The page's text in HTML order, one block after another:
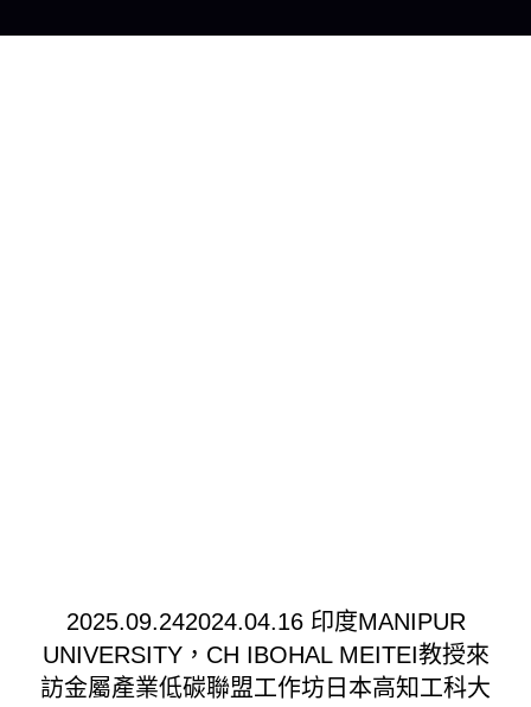
2025.09.242024.04.16 印度MANIPUR
UNIVERSITY，CH IBOHAL MEITEI教授來
訪金屬產業低碳聯盟工作坊日本高知工科大